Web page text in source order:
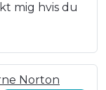
mig hvis du
Norton